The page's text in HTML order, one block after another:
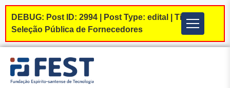
DEBUG: Post ID: 2994 | Post Type: edital | Tipos:
Seleção Pública de Fornecedores
Menu